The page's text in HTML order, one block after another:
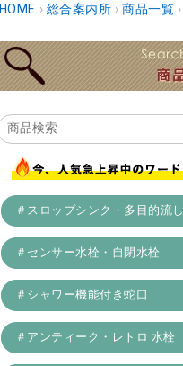
HOME › 総合案内所 › 商品一覧 ›
＃スロップシンク・多目的流し
＃センサー水栓・自閉水栓
＃シャワー機能付き蛇口
＃アンティーク・レトロ 水栓